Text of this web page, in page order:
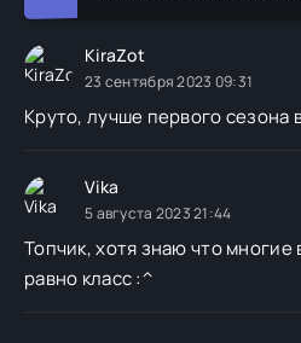
KiraZot
23 сентября 2023 09:31
Круто, лучше первого сезона
Vika
5 августа 2023 21:44
Топчик, хотя знаю что многие
равно класс :^